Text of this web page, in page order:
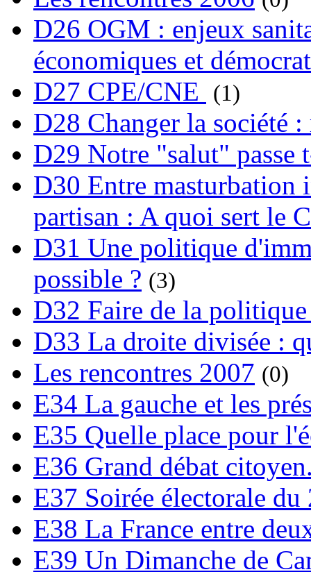
D26 OGM : enjeux
économiques et
D27 CPE/CNE
(1)
D28 Changer la société
D29 Notre "salut" passe
D30 Entre masturbation
partisan : A quoi sert le
D31 Une politique
possible ? (3)
D32 Faire de la
D33 La droite divisée :
Les rencontres 2007 (0)
E34 La gauche et les
E35 Quelle place pour
E36 Grand débat
E37 Soirée électorale
E38 La France entre
E39 Un Dimanche de